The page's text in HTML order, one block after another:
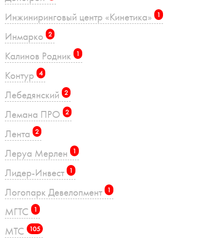
Инжиниринговый центр «Кинетика»
1
Инмарко 2
Калинов Родник 1
Контур 4
Лебедянский 2
Лемана ПРО 2
Лента 2
Леруа Мерлен 1
Лидер-Инвест 1
Логопарк Девелопмент 1
МГТС 1
МТС 105